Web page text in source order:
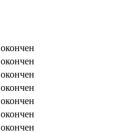
окончен
окончен
окончен
окончен
окончен
окончен
окончен